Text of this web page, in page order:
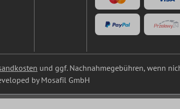
und ggf. Nachnahmegebühren, wenn
by Mosafil GmbH